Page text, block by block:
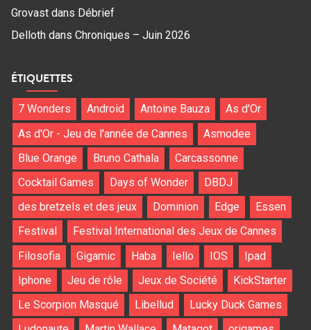
Grovast dans Débrief
Delloth dans Chroniques – Juin 2026
ÉTIQUETTES
7 Wonders Android Antoine Bauza
As d'Or
As d'Or - Jeu de l'année de Cannes
Asmodee
Blue Orange
Bruno Cathala
Carcassonne
Cocktail Games
Days of Wonder
DBDJ
des bretzels et des jeux
Dominion Edge
Essen
Festival
Festival International des Jeux de Cannes
Filosofia
Gigamic Haba Iello IOS
Ipad
Iphone
Jeu de rôle Jeux de Société
KickStarter
Le Scorpion Masqué
Libellud
Lucky Duck Games